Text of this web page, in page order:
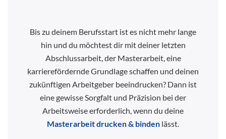
Bis zu deinem Berufsstart ist es nicht mehr lange
hin und du möchtest dir mit deiner letzten
Abschlussarbeit, der Masterarbeit, eine
karrierefördernde Grundlage schaffen und deinen
zukünftigen Arbeitgeber beeindrucken? Dann ist
eine gewisse Sorgfalt und Präzision bei der
Arbeitsweise erforderlich, wenn du deine
Masterarbeit drucken & binden lässt.